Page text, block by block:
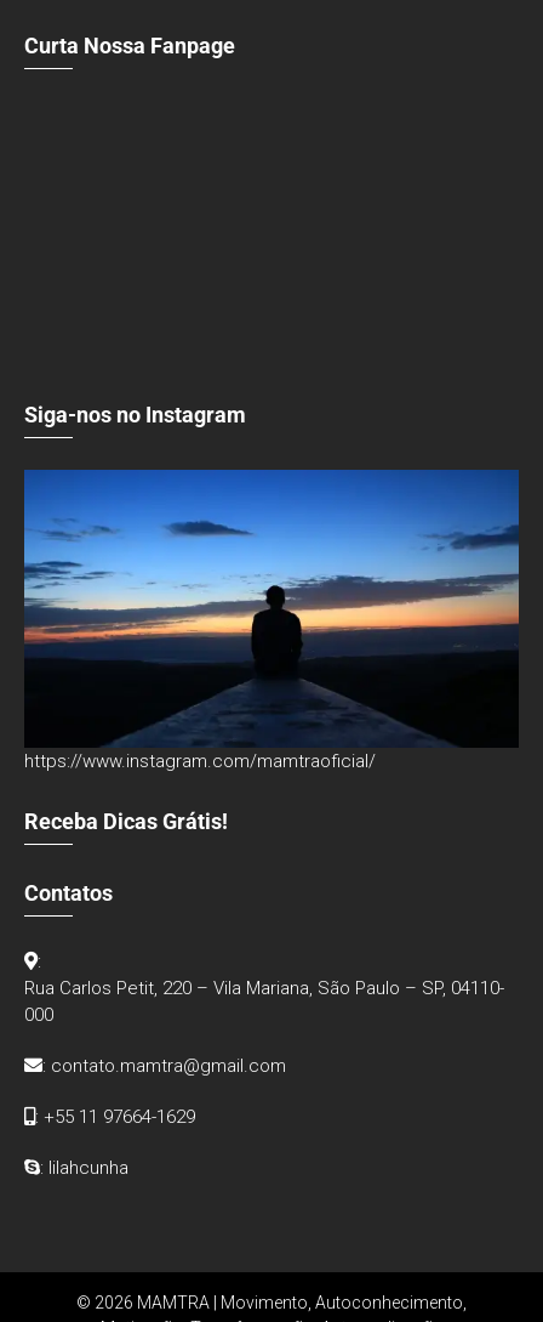
Curta Nossa Fanpage
Siga-nos no Instagram
https://www.instagram.com/mamtraoficial/
Receba Dicas Grátis!
Contatos
:
Rua Carlos Petit, 220 – Vila Mariana, São Paulo – SP, 04110-
000
: contato.mamtra@gmail.com
: +55 11 97664-1629
: lilahcunha
© 2026 MAMTRA | Movimento, Autoconhecimento,